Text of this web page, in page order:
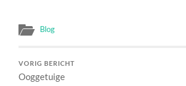
Blog
VORIG BERICHT
Ooggetuige